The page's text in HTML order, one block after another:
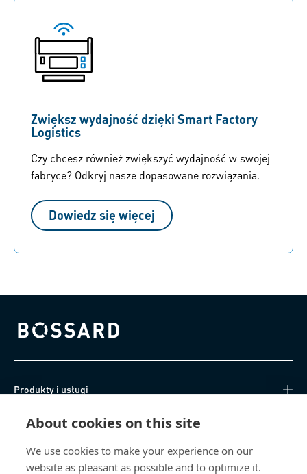
About cookies on this site
We use cookies to make your experience on our
website as pleasant as possible and to optimize it.
Zwiększ wydajność dzięki Smart Factory
Logistics
Czy chcesz również zwiększyć wydajność w swojej
fabryce? Odkryj nasze dopasowane rozwiązania.
Dowiedz się więcej
Bossard homepage
Produkty i usługi
Centrum Wiedzy